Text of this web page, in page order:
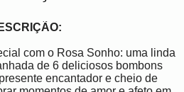
com o Rosa Sonho: uma linda
de 6 deliciosos bombons
encantador e cheio de